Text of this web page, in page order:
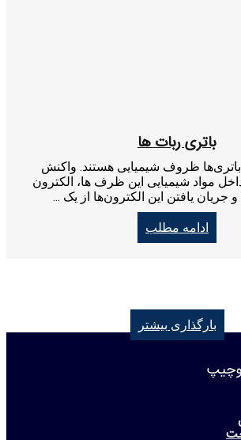
باتری ربات ها
باتری‌ها ظروف شیمیایی هستند. واکنش
مواد شیمیایی این ظرف ها، الکترون
جریان یافتن این الکترون‌ها از یک ...
ادامه مطلب
بارگذاری بیشتر